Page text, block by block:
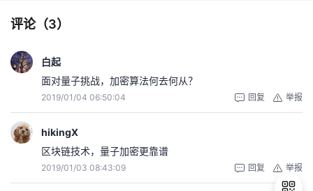
评论（3）
白起
面对量子挑战，加密算法何去何从？
2019/01/04 06:50:04 举报
回复
hikingX
区块链技术，量子加密更靠谱
2019/01/03 08:43:09 举报
回复